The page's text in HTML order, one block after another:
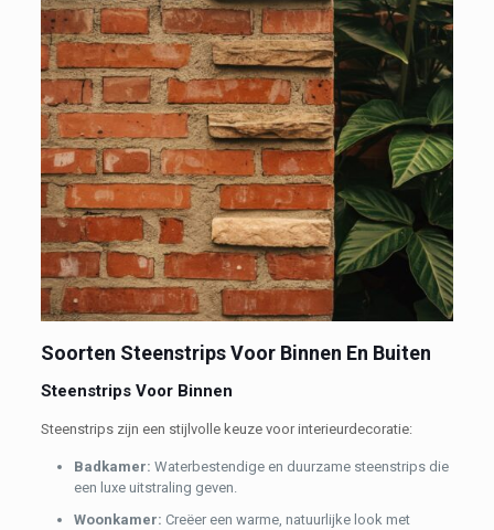
Soorten Steenstrips Voor Binnen En Buiten
Steenstrips Voor Binnen
Steenstrips zijn een stijlvolle keuze voor interieurdecoratie:
Badkamer: Waterbestendige en duurzame steenstrips die
een luxe uitstraling geven.
Woonkamer: Creëer een warme, natuurlijke look met